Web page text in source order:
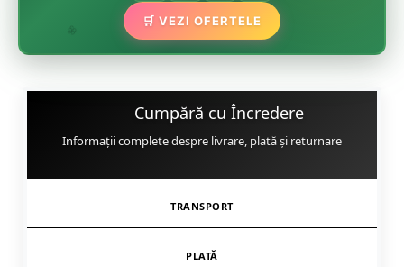
🌸
🌿
🛒 VEZI OFERTELE
Cumpără cu Încredere
Informații complete despre livrare, plată și returnare
TRANSPORT
PLATĂ